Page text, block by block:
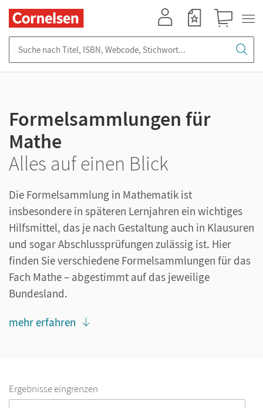
Formelsammlungen für
Mathe
Alles auf einen Blick
Die Formelsammlung in Mathematik ist
insbesondere in späteren Lernjahren ein wichtiges
Hilfsmittel, das je nach Gestaltung auch in Klausuren
und sogar Abschlussprüfungen zulässig ist. Hier
finden Sie verschiedene Formelsammlungen für das
Fach Mathe – abgestimmt auf das jeweilige
Bundesland.
mehr erfahren
Ergebnisse eingrenzen